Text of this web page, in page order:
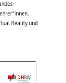
Reality und